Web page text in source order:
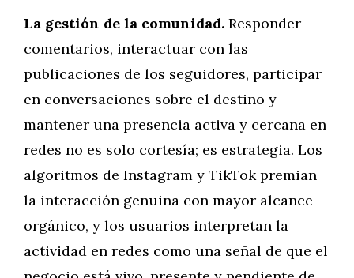
La gestión de la comunidad. Responder
comentarios, interactuar con las
publicaciones de los seguidores, participar
en conversaciones sobre el destino y
mantener una presencia activa y cercana en
redes no es solo cortesía; es estrategia. Los
algoritmos de Instagram y TikTok premian
la interacción genuina con mayor alcance
orgánico, y los usuarios interpretan la
actividad en redes como una señal de que el